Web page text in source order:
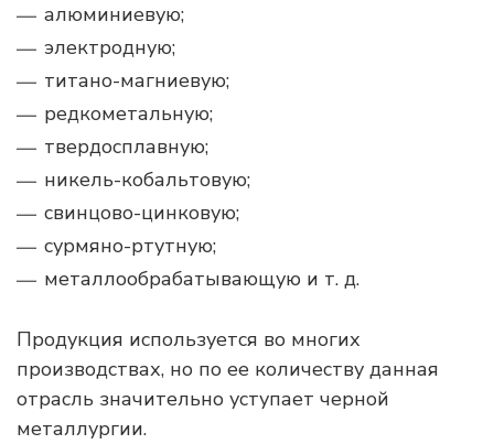
алюминиевую;
электродную;
титано-магниевую;
редкометальную;
твердосплавную;
никель-кобальтовую;
свинцово-цинковую;
сурмяно-ртутную;
металлообрабатывающую и т. д.
Продукция используется во многих
производствах, но по ее количеству данная
отрасль значительно уступает черной
металлургии.